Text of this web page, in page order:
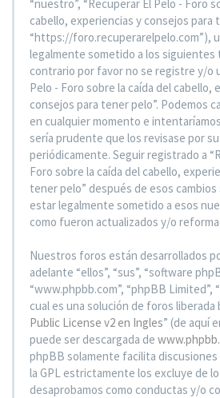
“nuestro”, “Recuperar El Pelo - Foro
cabello, experiencias y consejos para
“https://foro.recuperarelpelo.com”),
legalmente sometido a los siguientes
contrario por favor no se registre y/o
Pelo - Foro sobre la caída del cabello,
consejos para tener pelo”. Podemos
en cualquier momento e
sería prudente que los revisase por
periódicamente. Seguir registrado a
Foro sobre la caída del cabello,
tener pelo” después de esos
estar legalmente sometido a esos
como fueron actualizados y/o
Nuestros foros están desarrollados
adelante “ellos”, “sus”, “software
“www.phpbb.com”, “phpBB Limited”,
cual es una solución de foros liberada
Public License v2 en Ingles” (de aquí
puede ser descargada de
phpBB solamente facilita
la GPL estrictamente los excluye de
desaprobamos como conductas y/o